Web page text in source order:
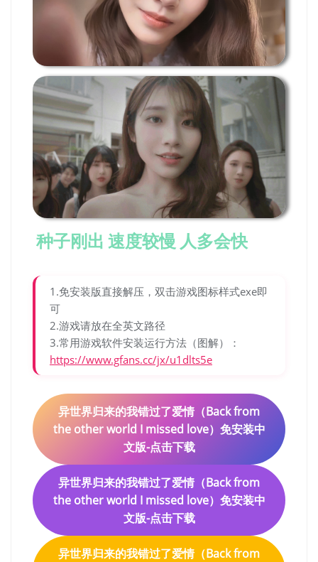
种子刚出 速度较慢 人多会快
1.免安装版直接解压，双击游戏图标样式exe即
可
2.游戏请放在全英文路径
3.常用游戏软件安装运行方法（图解）：
https://www.gfans.cc/jx/u1dlts5e
异世界归来的我错过了爱情（Back from
the other world I missed love）免安装中
文版-点击下载
异世界归来的我错过了爱情（Back from
the other world I missed love）免安装中
文版-点击下载
异世界归来的我错过了爱情（Back from